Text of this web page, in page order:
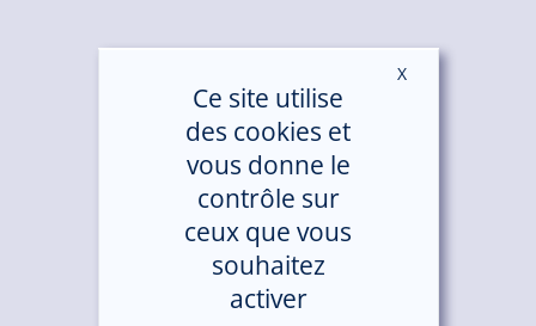
Ce site utilise
des cookies et
vous donne le
contrôle sur
ceux que vous
souhaitez
activer
XMasquer le